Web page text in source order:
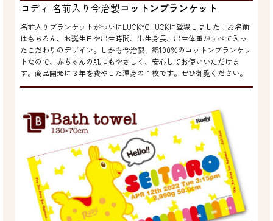
ロディ 名前入り今治製コットンブランケット
名前入りブランケットがついにLUCK*CHUCKに登場しました！お名前
はもちろん、お誕生日や出生時間、出生身長、出生体重がすべて入っ
たこだわりのデザイン。しかも今治製、綿100％のコットンブランケッ
トなので、赤ちゃんの肌にもやさしく、安心してお使いいただけま
す。商品開発に３年を費やした渾身の１枚です。ぜひ御覧ください。